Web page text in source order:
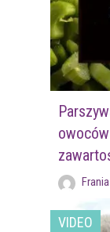
Frania
VIDEO